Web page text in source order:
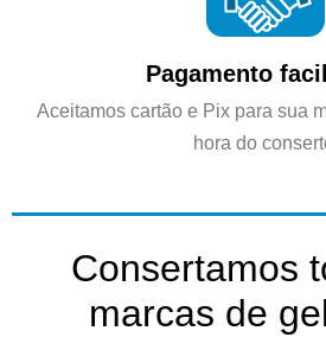
Pagamento
Aceitamos cartão e Pix para sua
hora do
Consertamos
marcas de